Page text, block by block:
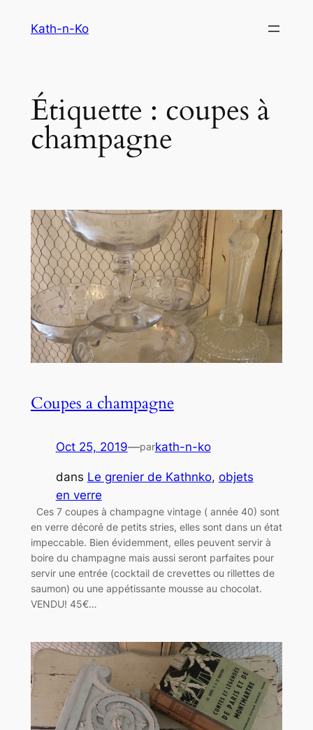
Kath-n-Ko
Étiquette : coupes à
champagne
Coupes a champagne
Oct 25, 2019—parkath-n-ko
dans Le grenier de Kathnko, objets
en verre
Ces 7 coupes à champagne vintage ( année 40) sont
en verre décoré de petits stries, elles sont dans un état
impeccable. Bien évidemment, elles peuvent servir à
boire du champagne mais aussi seront parfaites pour
servir une entrée (cocktail de crevettes ou rillettes de
saumon) ou une appétissante mousse au chocolat.
VENDU! 45€…